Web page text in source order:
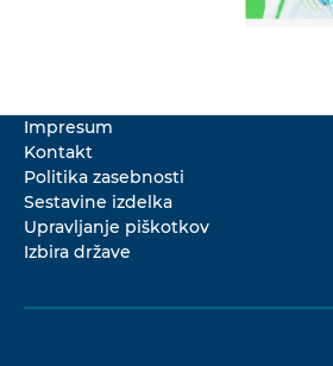
Impresum
Kontakt
Politika zasebnosti
Sestavine izdelka
Upravljanje piškotkov
Izbira države